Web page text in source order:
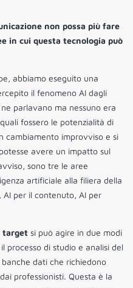
non possa più fare
in cui questa tecnologia può
abbiamo eseguito una
il fenomeno AI dagli
parlavano ma nessuno era
fossero le potenzialità di
cambiamento improvviso e si
avere un impatto sul
sono tre le aree
artificiale alla filiera della
per il contenuto, AI per
target si può agire in due modi
processo di studio e analisi del
dati che richiedono
professionisti. Questa è la